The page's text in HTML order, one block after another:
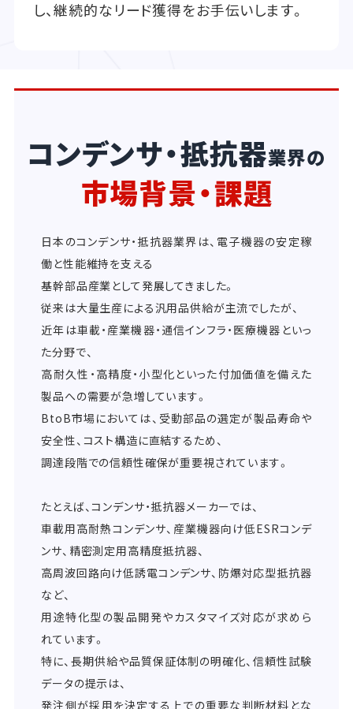
し、継続的なリード獲得をお手伝いします。
コンデンサ・抵抗器業界の
市場背景・課題
日本のコンデンサ・抵抗器業界は、電子機器の安定稼
働と性能維持を支える
基幹部品産業として発展してきました。
従来は大量生産による汎用品供給が主流でしたが、
近年は車載・産業機器・通信インフラ・医療機器といっ
た分野で、
高耐久性・高精度・小型化といった付加価値を備えた
製品への需要が急増しています。
BtoB市場においては、受動部品の選定が製品寿命や
安全性、コスト構造に直結するため、
調達段階での信頼性確保が重要視されています。
たとえば、コンデンサ・抵抗器メーカーでは、
車載用高耐熱コンデンサ、産業機器向け低ESRコンデ
ンサ、精密測定用高精度抵抗器、
高周波回路向け低誘電コンデンサ、防爆対応型抵抗器
など、
用途特化型の製品開発やカスタマイズ対応が求めら
れています。
特に、長期供給や品質保証体制の明確化、信頼性試験
データの提示は、
発注側が採用を決定する上での重要な判断材料とな